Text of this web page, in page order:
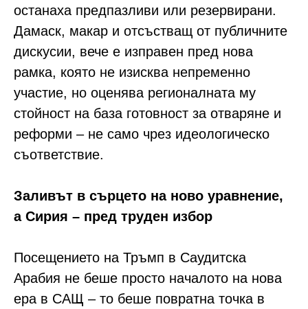
останаха предпазливи или резервирани.
Дамаск, макар и отсъстващ от публичните
дискусии, вече е изправен пред нова
рамка, която не изисква непременно
участие, но оценява регионалната му
стойност на база готовност за отваряне и
реформи – не само чрез идеологическо
съответствие.
Заливът в сърцето на ново уравнение,
а Сирия – пред труден избор
Посещението на Тръмп в Саудитска
Арабия не беше просто началото на нова
ера в САЩ – то беше повратна точка в